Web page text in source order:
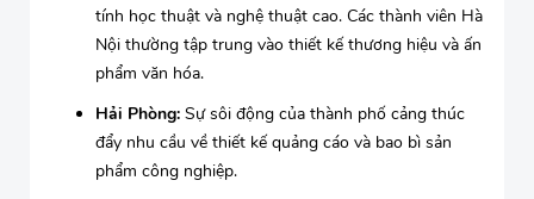
tính học thuật và nghệ thuật cao. Các thành viên Hà
Nội thường tập trung vào thiết kế thương hiệu và ấn
phẩm văn hóa.
Hải Phòng: Sự sôi động của thành phố cảng thúc
đẩy nhu cầu về thiết kế quảng cáo và bao bì sản
phẩm công nghiệp.